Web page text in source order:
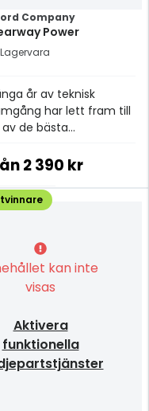
Company
Power
Lagervara
år av teknisk
har lett fram till
de bästa
2 390 kr
kan inte
visas
Aktivera
funktionella